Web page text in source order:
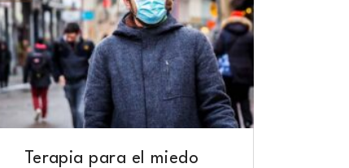
Terapia para el miedo